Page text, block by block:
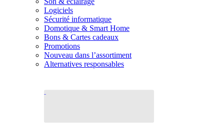
Logiciels
Sécurité informatique
Domotique & Smart Home
Bons & Cartes cadeaux
Promotions
Nouveau dans l’assortiment
Alternatives responsables